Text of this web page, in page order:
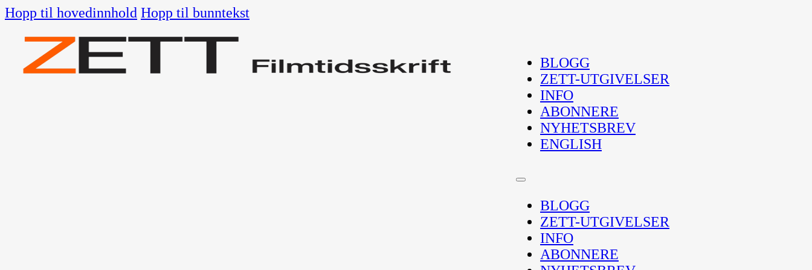
Hopp til hovedinnhold Hopp til bunntekst
BLOGG
ZETT-UTGIVELSER
INFO
ABONNERE
NYHETSBREV
ENGLISH
BLOGG
ZETT-UTGIVELSER
INFO
ABONNERE